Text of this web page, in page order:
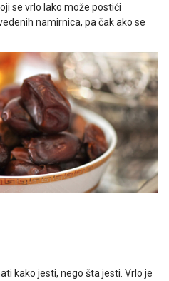
se vrlo lako može postići
namirnica, pa čak ako se
kako jesti, nego šta jesti. Vrlo je